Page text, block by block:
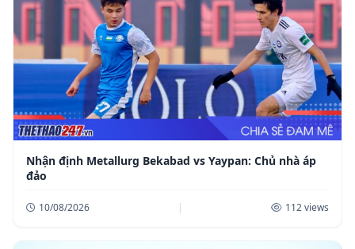
Nhận định Metallurg Bekabad vs Yaypan: Chủ nhà áp
đảo
10/08/2026 112 views